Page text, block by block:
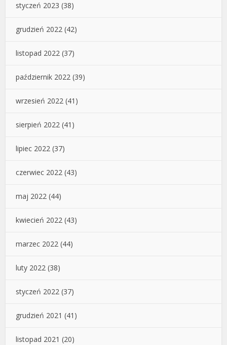
styczeń 2023 (38)
grudzień 2022 (42)
listopad 2022 (37)
październik 2022 (39)
wrzesień 2022 (41)
sierpień 2022 (41)
lipiec 2022 (37)
czerwiec 2022 (43)
maj 2022 (44)
kwiecień 2022 (43)
marzec 2022 (44)
luty 2022 (38)
styczeń 2022 (37)
grudzień 2021 (41)
listopad 2021 (20)